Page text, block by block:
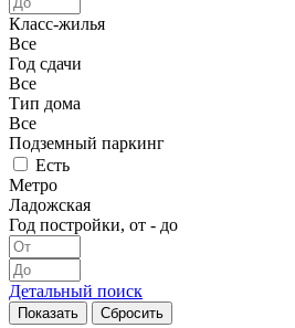
Класс-жилья
Все
Год сдачи
Все
Тип дома
Все
Подземный паркинг
Есть
Метро
Ладожская
Год постройки, от - до
Детальный поиск